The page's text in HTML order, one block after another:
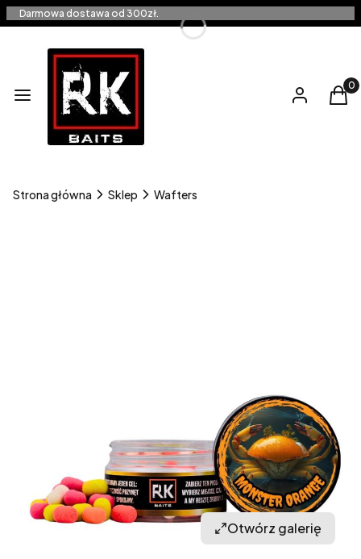
Darmowa dostawa od 300zł.
Menu Zaloguj się
Strona główna Sklep Wafters
Otwórz galerię